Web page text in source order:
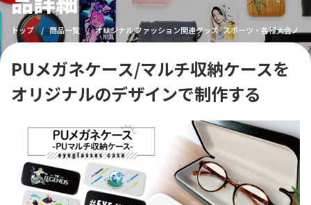
トップ 商品一覧 オリジナル ファッション関連グッズ スポーツ・各種大会ノベ
PUメガネケース/マルチ収納ケースを
オリジナルのデザインで制作する